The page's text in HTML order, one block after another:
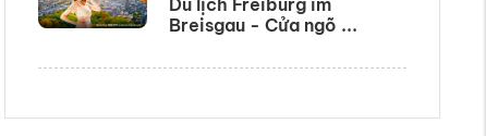
Du lịch Freiburg im
Breisgau - Cửa ngõ ...